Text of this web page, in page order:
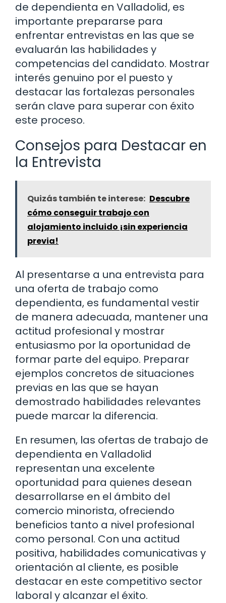
de dependienta en Valladolid, es
importante prepararse para
enfrentar entrevistas en las que se
evaluarán las habilidades y
competencias del candidato. Mostrar
interés genuino por el puesto y
destacar las fortalezas personales
serán clave para superar con éxito
este proceso.
Consejos para Destacar en
la Entrevista
Quizás también te interese: Descubre
cómo conseguir trabajo con
alojamiento incluido ¡sin experiencia
previa!
Al presentarse a una entrevista para
una oferta de trabajo como
dependienta, es fundamental vestir
de manera adecuada, mantener una
actitud profesional y mostrar
entusiasmo por la oportunidad de
formar parte del equipo. Preparar
ejemplos concretos de situaciones
previas en las que se hayan
demostrado habilidades relevantes
puede marcar la diferencia.
En resumen, las ofertas de trabajo de
dependienta en Valladolid
representan una excelente
oportunidad para quienes desean
desarrollarse en el ámbito del
comercio minorista, ofreciendo
beneficios tanto a nivel profesional
como personal. Con una actitud
positiva, habilidades comunicativas y
orientación al cliente, es posible
destacar en este competitivo sector
laboral y alcanzar el éxito.